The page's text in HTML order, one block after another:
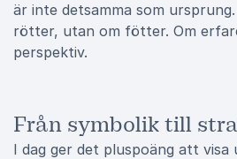
är inte detsamma som
rötter, utan om fötter. Om
perspektiv.
Från symbolik till
I dag ger det pluspoäng att visa